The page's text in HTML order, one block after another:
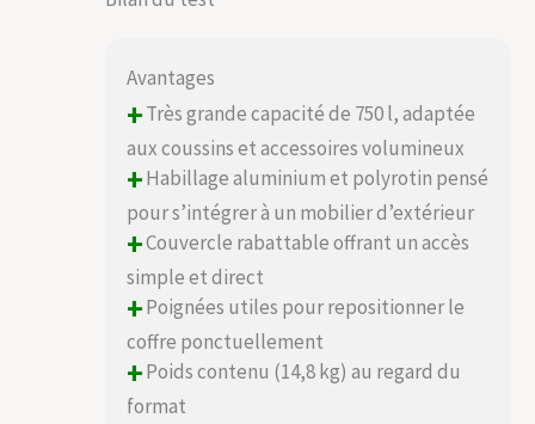
Avantages
+Très grande capacité de 750 l, adaptée
aux coussins et accessoires volumineux
+Habillage aluminium et polyrotin pensé
pour s’intégrer à un mobilier d’extérieur
+Couvercle rabattable offrant un accès
simple et direct
+Poignées utiles pour repositionner le
coffre ponctuellement
+Poids contenu (14,8 kg) au regard du
format